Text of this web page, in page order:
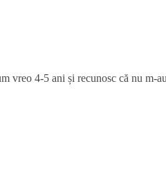
vreo 4-5 ani și recunosc că nu m-